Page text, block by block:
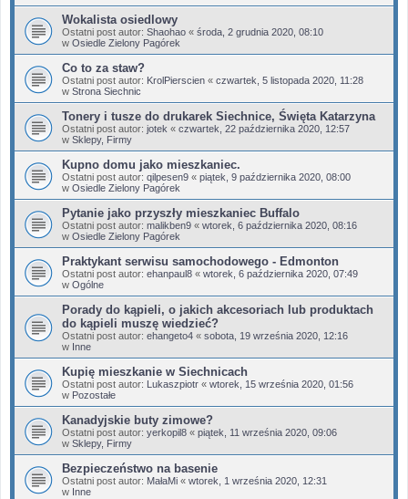
Wokalista osiedlowy
Ostatni post autor: Shaohao « środa, 2 grudnia 2020, 08:10
w Osiedle Zielony Pagórek
Co to za staw?
Ostatni post autor: KrolPierscien « czwartek, 5 listopada 2020, 11:28
w Strona Siechnic
Tonery i tusze do drukarek Siechnice, Święta Katarzyna
Ostatni post autor: jotek « czwartek, 22 października 2020, 12:57
w Sklepy, Firmy
Kupno domu jako mieszkaniec.
Ostatni post autor: qilpesen9 « piątek, 9 października 2020, 08:00
w Osiedle Zielony Pagórek
Pytanie jako przyszły mieszkaniec Buffalo
Ostatni post autor: malikben9 « wtorek, 6 października 2020, 08:16
w Osiedle Zielony Pagórek
Praktykant serwisu samochodowego - Edmonton
Ostatni post autor: ehanpaul8 « wtorek, 6 października 2020, 07:49
w Ogólne
Porady do kąpieli, o jakich akcesoriach lub produktach
do kąpieli muszę wiedzieć?
Ostatni post autor: ehangeto4 « sobota, 19 września 2020, 12:16
w Inne
Kupię mieszkanie w Siechnicach
Ostatni post autor: Lukaszpiotr « wtorek, 15 września 2020, 01:56
w Pozostałe
Kanadyjskie buty zimowe?
Ostatni post autor: yerkopil8 « piątek, 11 września 2020, 09:06
w Sklepy, Firmy
Bezpieczeństwo na basenie
Ostatni post autor: MałaMi « wtorek, 1 września 2020, 12:31
w Inne